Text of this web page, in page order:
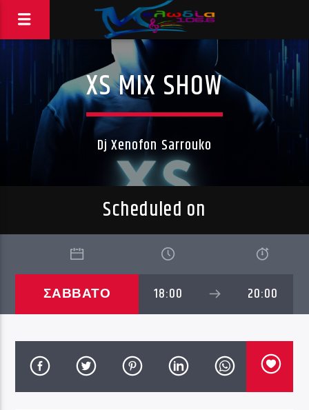
XS MIX SHOW
Dj Xenofon Sarrouko
Scheduled on
ΣΑΒΒΑΤΟ 18:00 20:00